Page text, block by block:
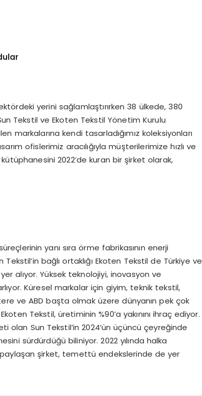
yerini sağlamlaştırırken 38 ülkede, 380
Tekstil ve Ekoten Tekstil Yönetim Kurulu
markalarına kendi tasarladığımız koleksiyonları
ofislerimiz aracılığıyla müşterilerimize hızlı ve
2022’de kuran bir şirket olarak,
yanı sıra örme fabrikasının enerji
Tekstil’in bağlı ortaklığı Ekoten Tekstil de Türkiye ve
alıyor. Yüksek teknolojiyi, inovasyon ve
Küresel markalar için giyim, teknik tekstil,
ve ABD başta olmak üzere dünyanın pek çok
Tekstil, üretiminin %90’a yakınını ihraç ediyor.
olan Sun Tekstil’in 2024’ün üçüncü çeyreğinde
sürdürdüğü biliniyor. 2022 yılında halka
paylaşan şirket, temettü endekslerinde de yer